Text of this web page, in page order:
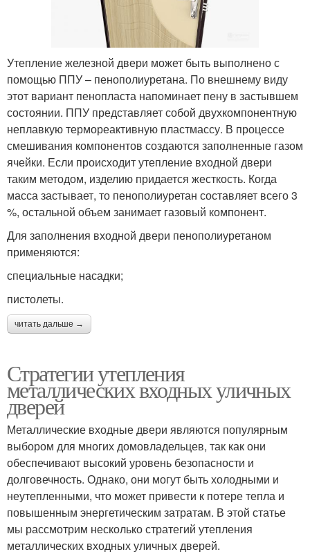
Утепление железной двери может быть выполнено с
помощью ППУ – пенополиуретана. По внешнему виду
этот вариант пенопласта напоминает пену в застывшем
состоянии. ППУ представляет собой двухкомпонентную
неплавкую термореактивную пластмассу. В процессе
смешивания компонентов создаются заполненные газом
ячейки. Если происходит утепление входной двери
таким методом, изделию придается жесткость. Когда
масса застывает, то пенополиуретан составляет всего 3
%, остальной объем занимает газовый компонент.
Для заполнения входной двери пенополиуретаном
применяются:
специальные насадки;
пистолеты.
читать дальше →
Стратегии утепления
металлических входных уличных
дверей
Металлические входные двери являются популярным
выбором для многих домовладельцев, так как они
обеспечивают высокий уровень безопасности и
долговечность. Однако, они могут быть холодными и
неутепленными, что может привести к потере тепла и
повышенным энергетическим затратам. В этой статье
мы рассмотрим несколько стратегий утепления
металлических входных уличных дверей.